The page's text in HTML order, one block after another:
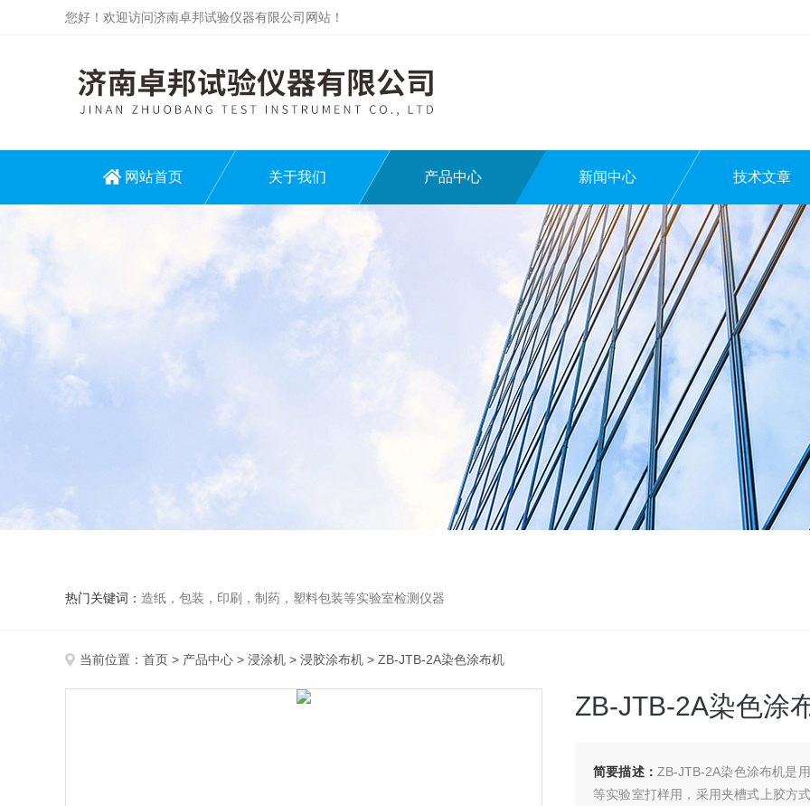
您好！欢迎访问济南卓邦试验仪器有限公司网站！
网站首页 关于我们 产品中心 新闻中心 技术文章
热门关键词： 造纸，包装，印刷，制药，塑料包装等实验室检测仪器
当前位置： 首页 > 产品中心 > 浸涂机 > 浸胶涂布机 > ZB-JTB-2A染色涂布机
ZB-JTB-2A染色涂
简要描述： ZB-JTB-2A染色涂布机是
等实验室打样用，采用夹槽式上胶方